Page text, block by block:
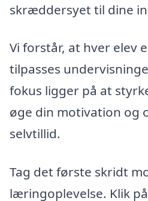
skræddersyet til dine
Vi forstår, at hver elev
tilpasses
fokus ligger på at
øge din motivation og
selvtillid.
Tag det første skridt
læringoplevelse. Klik